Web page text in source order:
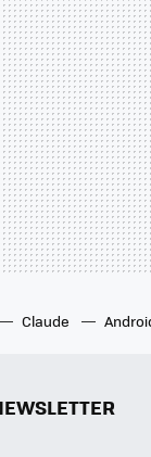
Claude